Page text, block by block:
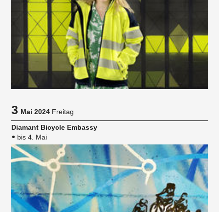
3Mai 2024 Freitag
Diamant Bicycle Embassy
bis 4. Mai